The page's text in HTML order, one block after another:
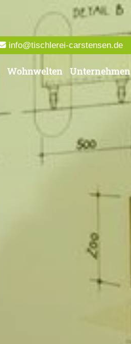
info@tischlerei-carstensen.de
Wohnwelten Unternehmen